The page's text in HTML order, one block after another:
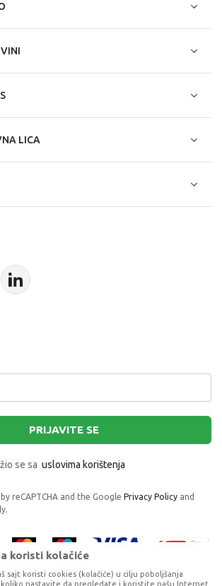
LICA
PRIJAVITE SE
se sa uslovima korištenja
reCAPTCHA and the Google Privacy Policy and
koristi kolačiće
sajt koristi cookies (kolačiće) u cilju poboljšanja
nastavite da pregledate i koristite našu Internet